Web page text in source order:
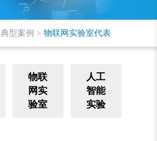
典型案例 > 物联网实验室代表
物联
网实
验室
人工
智能
实验